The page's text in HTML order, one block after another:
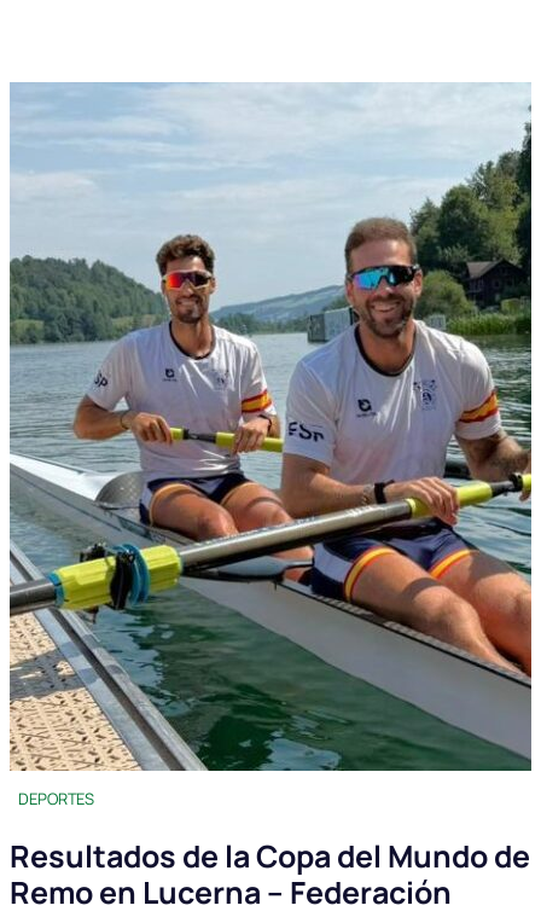
DEPORTES
Resultados de la Copa del Mundo de
Remo en Lucerna – Federación